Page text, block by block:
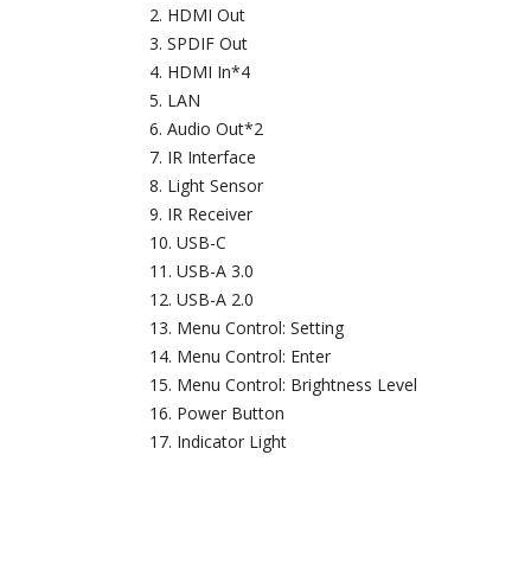
HDMI Out
SPDIF Out
HDMI In*4
LAN
Audio Out*2
IR Interface
Light Sensor
IR Receiver
USB-C
USB-A 3.0
USB-A 2.0
Menu Control: Setting
Menu Control: Enter
Menu Control: Brightness Level
Power Button
Indicator Light